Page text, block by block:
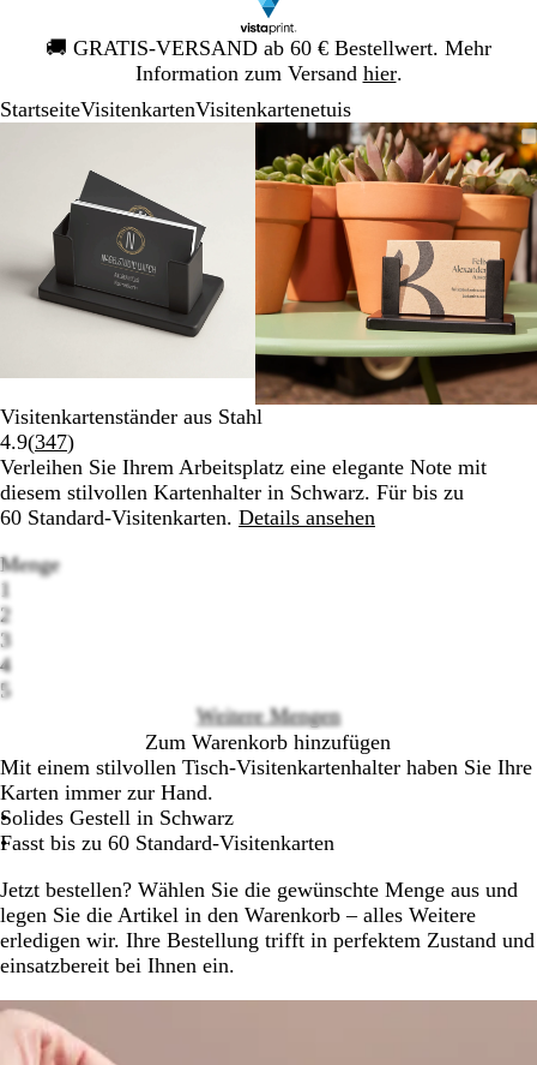
🚚 GRATIS-VERSAND ab 60 € Bestellwert. Mehr
Information zum Versand hier.
Galeriebild
1
StartseiteVisitenkartenVisitenkartenetuis
Vergrößer-/verkleinerbares
Minimum
Vergrößern
die
Tasten
+
und
-
zum
Zoomen
die
Pfeiltasten
Schwenken.
Vergrößer-/
Bild
Zoom
auf
Minimum
Klicken
zum
Vergrößern
Verwenden
Sie
die
Tasten
+
und
-
zum
Zoomen
und
die
Pfeiltasten
Schwenken.
Visitenkartenständer aus Stahl
4.9(347Bewertungen
347
lesen
)
Verleihen Sie Ihrem Arbeitsplatz eine elegante Note mit
diesem stilvollen Kartenhalter in Schwarz. Für bis zu
60 Standard-Visitenkarten. Details ansehen
Menge
1
2
3
4
5
Weitere Mengen
Zum Warenkorb hinzufügen
Mit einem stilvollen Tisch-Visitenkartenhalter haben Sie Ihre
Karten immer zur Hand.
Solides Gestell in Schwarz
Fasst bis zu 60 Standard-Visitenkarten
Jetzt bestellen? Wählen Sie die gewünschte Menge aus und
legen Sie die Artikel in den Warenkorb – alles Weitere
erledigen wir. Ihre Bestellung trifft in perfektem Zustand und
einsatzbereit bei Ihnen ein.